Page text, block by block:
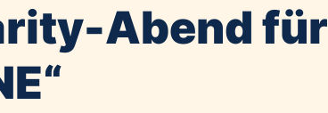
Abend für